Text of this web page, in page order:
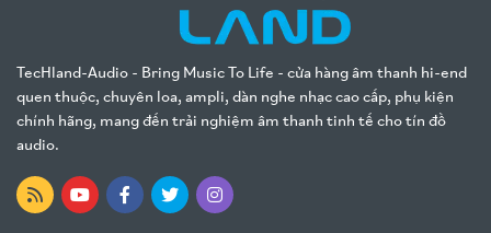
TecHland-Audio - Bring Music To Life - cửa hàng âm thanh hi-end
quen thuộc, chuyên loa, ampli, dàn nghe nhạc cao cấp, phụ kiện
chính hãng, mang đến trải nghiệm âm thanh tinh tế cho tín đồ
audio.